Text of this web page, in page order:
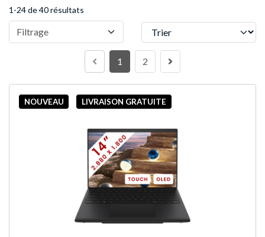
1-24 de 40 résultats
Filtrage Trier
1 2
NOUVEAU LIVRAISON GRATUITE